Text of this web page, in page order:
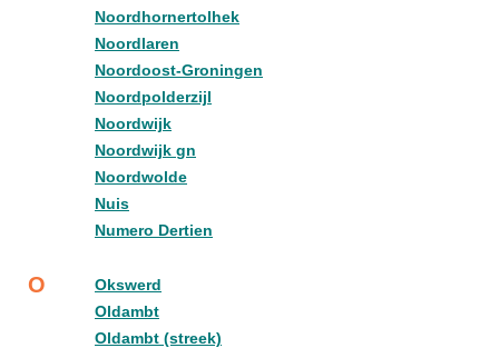
Noordhornertolhek
Noordlaren
Noordoost-Groningen
Noordpolderzijl
Noordwijk
Noordwijk gn
Noordwolde
Nuis
Numero Dertien
O
Okswerd
Oldambt
Oldambt (streek)